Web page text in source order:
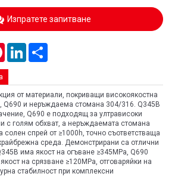
Изпратете запитване
PinterestLinkedIn
от материали, покриващи високоякостна
Q690 и неръждаема стомана 304/316. Q345B
Q690 е подходящ за ултрависоки
с голям обхват, а неръждаемата стомана
солен спрей от ≥1000h, точно съответстваща
среда. Демонстрирани са отлични
има якост на огъване ≥345MPa, Q690
на срязване ≥120MPa, отговаряйки на
стабилност при комплексни